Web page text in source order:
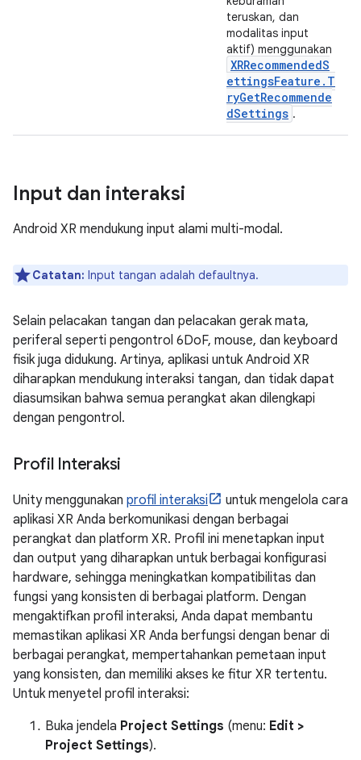
teruskan, dan
modalitas input
aktif) menggunakan
XRRecommendedS
ettingsFeature.T
ryGetRecommende
dSettings .
Input dan interaksi
Android XR mendukung input alami multi-modal.
Catatan: Input tangan adalah defaultnya.
Selain pelacakan tangan dan pelacakan gerak mata,
periferal seperti pengontrol 6DoF, mouse, dan keyboard
fisik juga didukung. Artinya, aplikasi untuk Android XR
diharapkan mendukung interaksi tangan, dan tidak dapat
diasumsikan bahwa semua perangkat akan dilengkapi
dengan pengontrol.
Profil Interaksi
Unity menggunakan profil interaksi
untuk mengelola cara
aplikasi XR Anda berkomunikasi dengan berbagai
perangkat dan platform XR. Profil ini menetapkan input
dan output yang diharapkan untuk berbagai konfigurasi
hardware, sehingga meningkatkan kompatibilitas dan
fungsi yang konsisten di berbagai platform. Dengan
mengaktifkan profil interaksi, Anda dapat membantu
memastikan aplikasi XR Anda berfungsi dengan benar di
berbagai perangkat, mempertahankan pemetaan input
yang konsisten, dan memiliki akses ke fitur XR tertentu.
Untuk menyetel profil interaksi:
Buka jendela Project Settings (menu: Edit >
Project Settings).